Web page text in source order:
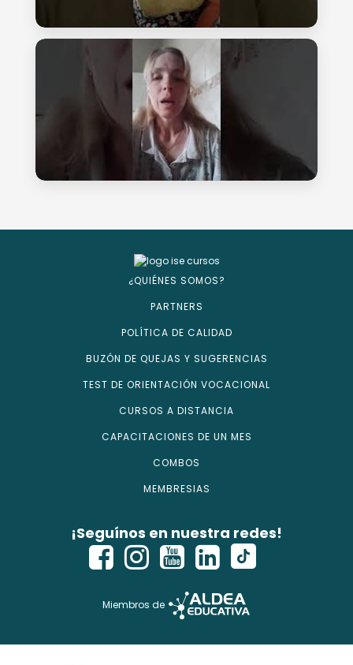
¿QUIÉNES SOMOS?
PARTNERS
POLÍTICA DE CALIDAD
BUZÓN DE QUEJAS Y SUGERENCIAS
TEST DE ORIENTACIÓN VOCACIONAL
CURSOS A DISTANCIA
CAPACITACIONES DE UN MES
COMBOS
MEMBRESIAS
¡Seguínos en nuestra redes!
Miembros de